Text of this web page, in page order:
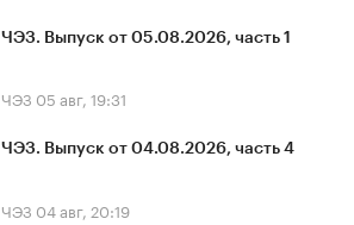
ЧЭЗ. Выпуск от 05.08.2026, часть 1
ЧЭЗ 05 авг, 19:31
ЧЭЗ. Выпуск от 04.08.2026, часть 4
ЧЭЗ 04 авг, 20:19